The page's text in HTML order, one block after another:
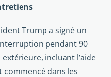
Trump a signé un
pendant 90
incluant l’aide
commencé dans les